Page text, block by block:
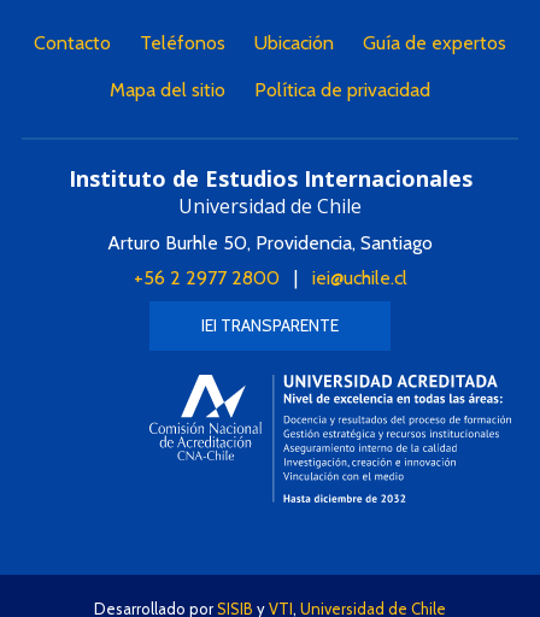
Contacto Teléfonos Ubicación Guía de expertos
Mapa del sitio Política de privacidad
Instituto de Estudios Internacionales
Universidad de Chile
Arturo Burhle 50, Providencia, Santiago
+56 2 2977 2800| iei@uchile.cl
IEI TRANSPARENTE
Desarrollado porSISIB yVTI, Universidad de Chile